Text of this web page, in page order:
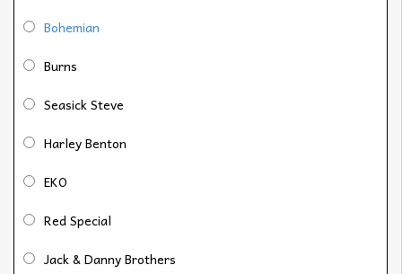
Bohemian
Burns
Seasick Steve
Harley Benton
EKO
Red Special
Jack & Danny Brothers